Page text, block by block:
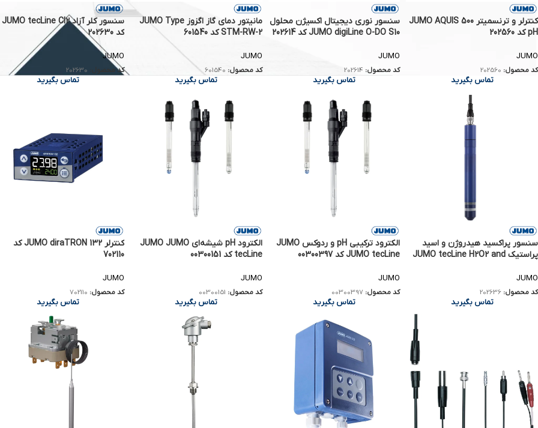
کنترلر و ترنسمیتر JUMO AQUIS 500
pH کد 202560
JUMO
کد محصول: 202560
تماس بگیرید
سنسور نوری دیجیتال اکسیژن محلول
JUMO digiLine O-DO S10 کد 202614
JUMO
کد محصول: 202614
تماس بگیرید
مانیتور دمای گاز اگزوز JUMO Type
STM-RW-2 کد 601540
JUMO
کد محصول: 601540
تماس بگیرید
سنسور کلر آزاد JUMO tecLine Cl2
کد 202630
JUMO
کد محصول: 202630
تماس بگیرید
سنسور پراکسید هیدروژن و اسید
پراستیک JUMO tecLine H2O2 and
JUMO
کد محصول: 202636
تماس بگیرید
الکترود ترکیبی pH و ردوکس JUMO
JUMO tecLine کد 00300397
JUMO
کد محصول: 00300397
تماس بگیرید
الکترود pH شیشه‌ای JUMO JUMO
tecLine کد 00300151
JUMO
کد محصول: 00300151
تماس بگیرید
کنترلر JUMO diraTRON 132 کد
702110
JUMO
کد محصول: 702110
تماس بگیرید